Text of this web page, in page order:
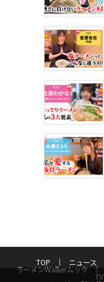
TOP ニュース
ラーメンWalkerムック
TV